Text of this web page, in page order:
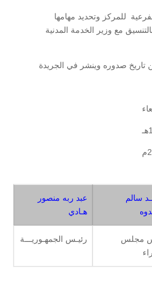
الفرعية للمركز وتحديد مهامها
مع وزير الخدمة المدنية
من تاريخ صدوره وينشر في الجريدة
سالم
عبد ربه منصور
هـادي
مجلس
رئيـس الجمهـوريـــة